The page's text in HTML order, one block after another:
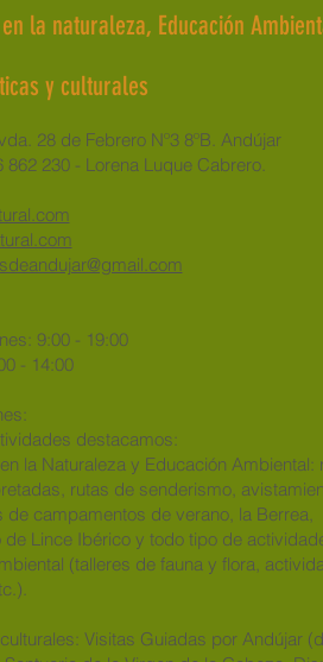
la naturaleza, Educación
y culturales
28 de Febrero Nº3 8ºB. Andújar
862 230 - Lorena Luque Cabrero.
9:00 - 19:00
- 14:00
destacamos:
la Naturaleza y Educación Ambiental:
rutas de senderismo,
de campamentos de verano, la Berrea,
de Lince Ibérico y todo tipo de
(talleres de fauna y flora,
Visitas Guiadas por Andújar